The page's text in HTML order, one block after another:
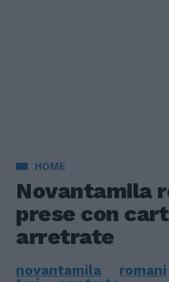
HOME
Novantamila
prese con
arretrate
novantamila romani